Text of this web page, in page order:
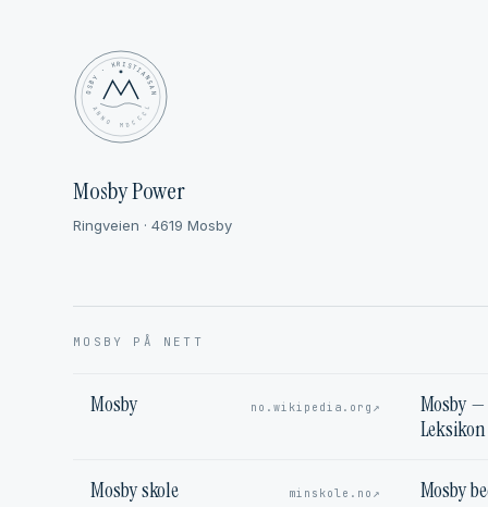
MOSBY · KRISTIANSAND
✦ ANNO MDCCCL ✦
Mosby Power
Ringveien · 4619 Mosby
MOSBY PÅ NETT
Mosby no.wikipedia.org ↗
Mosby —
Leksikon
Mosby skole minskole.no ↗ Mosby